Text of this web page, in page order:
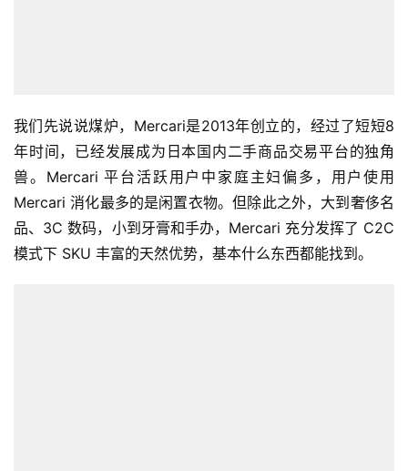
我们先说说煤炉，Mercari是2013年创立的，经过了短短8
年时间，已经发展成为日本国内二手商品交易平台的独角
兽。Mercari 平台活跃用户中家庭主妇偏多，用户使用
Mercari 消化最多的是闲置衣物。但除此之外，大到奢侈名
品、3C 数码，小到牙膏和手办，Mercari 充分发挥了 C2C
模式下 SKU 丰富的天然优势，基本什么东西都能找到。